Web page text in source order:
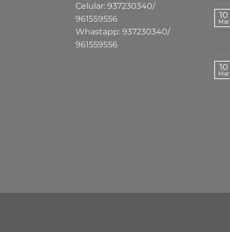
Celular: 937230340/
961559556
Whastapp: 937230340/
961559556
10
Mar
10
Mar